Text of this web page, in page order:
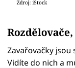
Zdroj: iStock
Zavařovačky jsou
Vidíte do nich a